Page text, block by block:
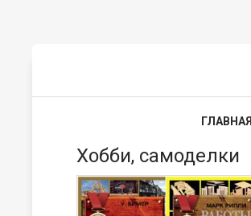
ГЛАВНАЯ
Хобби, самоделки